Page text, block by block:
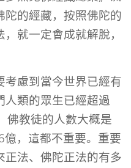
陀的經藏，按照佛陀的
就一定會成就解脫，
考慮到當今世界已經有
人類的眾生已經超過
佛教徒的人數大概是
，這都不重要。重要
正法、佛陀正法的有多